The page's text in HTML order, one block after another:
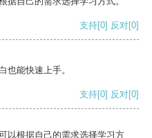
支持[0] 反对[0]
也能快速上手。
支持[0] 反对[0]
以根据自己的需求选择学习方